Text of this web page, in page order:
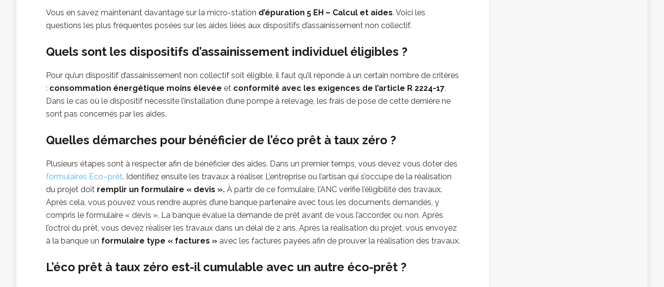
Vous en savez maintenant davantage sur la micro-station d’épuration 5 EH – Calcul et aides. Voici les
questions les plus fréquentes posées sur les aides liées aux dispositifs d’assainissement non collectif.
Quels sont les dispositifs d’assainissement individuel éligibles ?
Pour qu’un dispositif d’assainissement non collectif soit éligible, il faut qu’il réponde à un certain nombre de critères
: consommation énergétique moins élevée et conformité avec les exigences de l’article R 2224-17.
Dans le cas où le dispositif nécessite l’installation d’une pompe à relevage, les frais de pose de cette dernière ne
sont pas concernés par les aides.
Quelles démarches pour bénéficier de l’éco prêt à taux zéro ?
Plusieurs étapes sont à respecter afin de bénéficier des aides. Dans un premier temps, vous devez vous doter des
formulaires Eco–prêt. Identifiez ensuite les travaux à réaliser. L’entreprise ou l’artisan qui s’occupe de la réalisation
du projet doit remplir un formulaire « devis ». À partir de ce formulaire, l’ANC vérifie l’éligibilité des travaux.
Après cela, vous pouvez vous rendre auprès d’une banque partenaire avec tous les documents demandés, y
compris le formulaire « devis ». La banque évalue la demande de prêt avant de vous l’accorder, ou non. Après
l’octroi du prêt, vous devez réaliser les travaux dans un délai de 2 ans. Après la réalisation du projet, vous envoyez
à la banque un formulaire type « factures » avec les factures payées afin de prouver la réalisation des travaux.
L’éco prêt à taux zéro est-il cumulable avec un autre éco-prêt ?